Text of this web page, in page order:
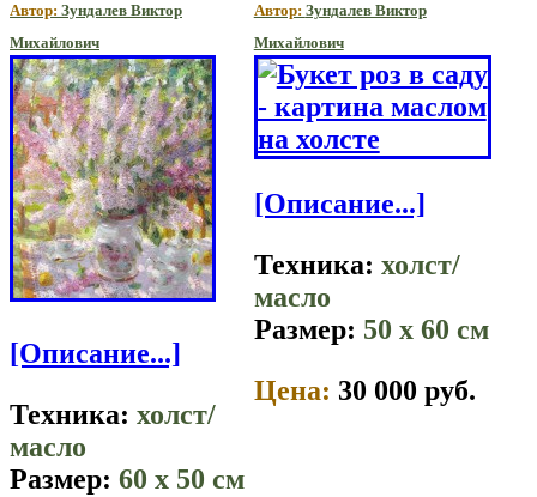
Автор: Зундалев Виктор
Михайлович
[Описание...]
Техника: холст/
масло
Размер: 60 x 50 см
Автор: Зундалев Виктор
Михайлович
[Описание...]
Техника: холст/
масло
Размер: 50 x 60 см
Цена: 30 000 руб.